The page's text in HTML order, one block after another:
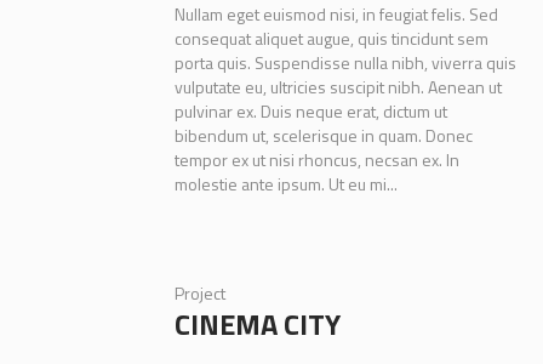
Nullam eget euismod nisi, in feugiat felis. Sed
consequat aliquet augue, quis tincidunt sem
porta quis. Suspendisse nulla nibh, viverra quis
vulputate eu, ultricies suscipit nibh. Aenean ut
pulvinar ex. Duis neque erat, dictum ut
bibendum ut, scelerisque in quam. Donec
tempor ex ut nisi rhoncus, necsan ex. In
molestie ante ipsum. Ut eu mi...
Project
CINEMA CITY